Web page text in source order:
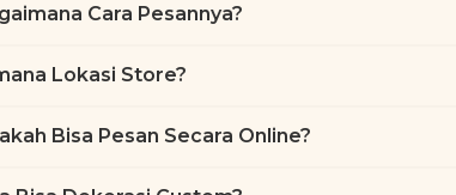
Cara Pesannya?
Lokasi Store?
Bisa Pesan Secara Online?